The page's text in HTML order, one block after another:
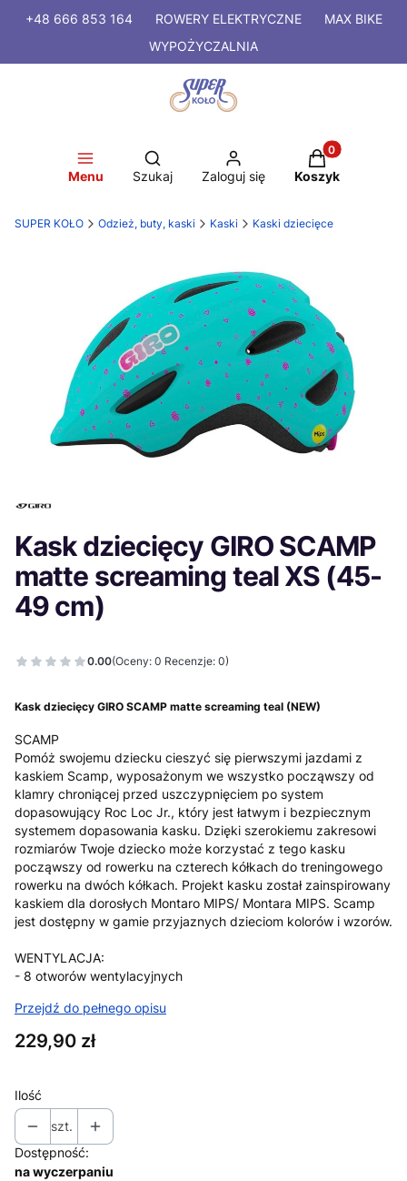
+48 666 853 164 ROWERYELEKTRYCZNE
MAX BIKE
WYPOŻYCZALNIA
Menu
Otwórz wyszukiwarkę
Szukaj Zaloguj się
Produkty w
Koszyk
SUPER KOŁO Odzież, buty, kaski Kaski Kaski dziecięce
Kask dziecięcy GIRO SCAMP
matte screaming teal XS (45-
49 cm)
0.00(Oceny: 0 Recenzje: 0)
Kask dziecięcy GIRO SCAMP matte screaming teal (NEW)
SCAMP
Pomóż swojemu dziecku cieszyć się pierwszymi jazdami z
kaskiem Scamp, wyposażonym we wszystko począwszy od
klamry chroniącej przed uszczypnięciem po system
dopasowujący Roc Loc Jr., który jest łatwym i bezpiecznym
systemem dopasowania kasku. Dzięki szerokiemu zakresowi
rozmiarów Twoje dziecko może korzystać z tego kasku
począwszy od rowerku na czterech kółkach do treningowego
rowerku na dwóch kółkach. Projekt kasku został zainspirowany
kaskiem dla dorosłych Montaro MIPS/ Montara MIPS. Scamp
jest dostępny w gamie przyjaznych dzieciom kolorów i wzorów.
WENTYLACJA:
- 8 otworów wentylacyjnych
Przejdź do pełnego opisu
Cena
229,90 zł
Ilość
szt.
Dostępność:
na wyczerpaniu